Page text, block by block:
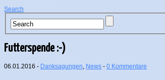
Search
Futterspende :-)
06.01.2016 - Danksagungen, News - 0 Kommentare